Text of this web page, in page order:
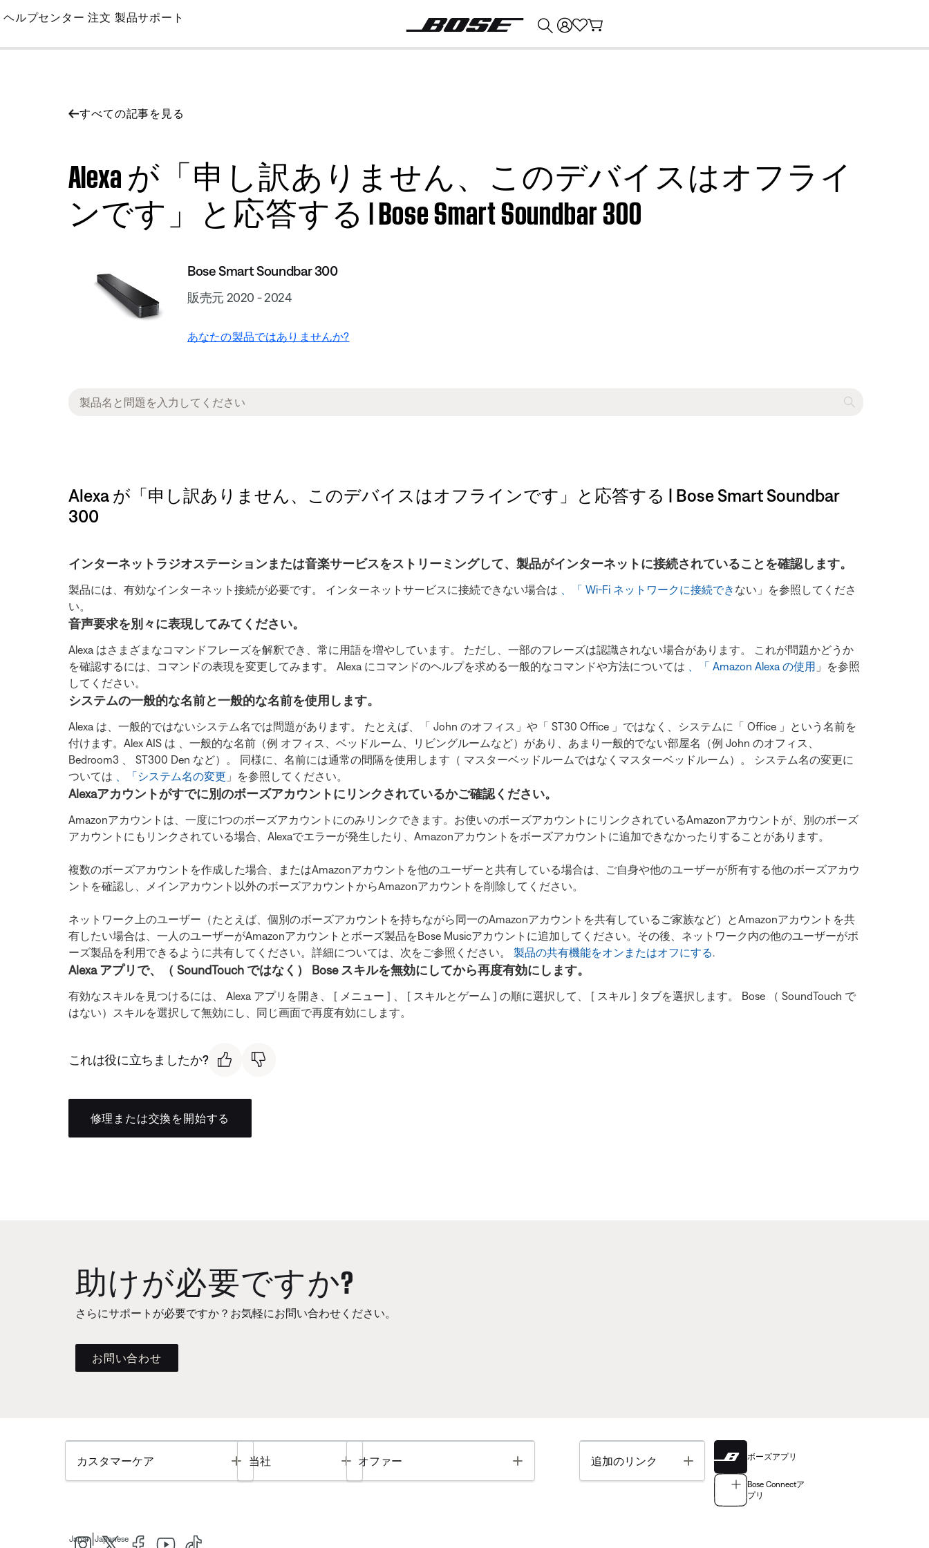
Skip
Main
ヘルプセンター 注文 製品サポート
すべての記事を見る
Alexa が「申し訳ありません、このデバイスはオフライ
ンです」と応答する | Bose Smart Soundbar 300
Bose Smart Soundbar 300
販売元 2020 - 2024
あなたの製品ではありませんか?
Alexa が「申し訳ありません、このデバイスはオフラインです」と応答する | Bose Smart Soundbar
300
インターネットラジオステーションまたは音楽サービスをストリーミングして、製品がインターネットに接続されていることを確認します。
製品には、有効なインターネット接続が必要です。 インターネットサービスに接続できない場合は 、「 Wi-Fi ネットワークに接続でき ない」を参照してくださ
い。
音声要求を別々に表現してみてください。
Alexa はさまざまなコマンドフレーズを解釈でき、常に用語を増やしています。 ただし、一部のフレーズは認識されない場合があります。 これが問題かどうか
を確認するには、コマンドの表現を変更してみます。 Alexa にコマンドのヘルプを求める一般的なコマンドや方法については
、「 Amazon Alexa の使用 」を参照
してください。
システムの一般的な名前と一般的な名前を使用します。
Alexa は、一般的ではないシステム名では問題があります。 たとえば、「 John のオフィス」や「 ST30 Office 」ではなく、システムに「 Office 」という名前を
付けます。Alex AIS は 、一般的な名前（例 オフィス、ベッドルーム、リビングルームなど）があり、あまり一般的でない部屋名（例 John のオフィス、
Bedroom3 、 ST300 Den など）。 同様に、名前には通常の間隔を使用します（ マスターベッドルームではなくマスターベッドルーム）。 システム名の変更に
ついては
、「システム名の変更 」を参照してください。
Alexaアカウントがすでに別のボーズアカウントにリンクされているかご確認ください。
Amazonアカウントは、一度に1つのボーズアカウントにのみリンクできます。お使いのボーズアカウントにリンクされているAmazonアカウントが、別のボーズ
アカウントにもリンクされている場合、Alexaでエラーが発生したり、Amazonアカウントをボーズアカウントに追加できなかったりすることがあります。
複数のボーズアカウントを作成した場合、またはAmazonアカウントを他のユーザーと共有している場合は、ご自身や他のユーザーが所有する他のボーズアカウ
ントを確認し、メインアカウント以外のボーズアカウントからAmazonアカウントを削除してください。
ネットワーク上のユーザー（たとえば、個別のボーズアカウントを持ちながら同一のAmazonアカウントを共有しているご家族など）とAmazonアカウントを共
有したい場合は、一人のユーザーがAmazonアカウントとボーズ製品をBose Musicアカウントに追加してください。その後、ネットワーク内の他のユーザーがボ
ーズ製品を利用できるように共有してください。詳細については、次をご参照ください。 製品の共有機能をオンまたはオフにする.
Alexa アプリで、（ SoundTouch ではなく） Bose スキルを無効にしてから再度有効にします。
有効なスキルを見つけるには、 Alexa アプリを開き、 [ メニュー ] 、 [ スキルとゲーム ] の順に選択して、 [ スキル ] タブを選択します。 Bose （ SoundTouch で
はない）スキルを選択して無効にし、同じ画面で再度有効にします。
これは役に立ちましたか?
修理または交換を開始する
助けが必要ですか?
さらにサポートが必要ですか？お気軽にお問い合わせください。
お問い合わせ
カスタマーケア Toggle
当社 Toggle
オファー Toggle 追加のリンク Toggle ボーズアプリ
Bose Connectア
プリ
Japan Japanese